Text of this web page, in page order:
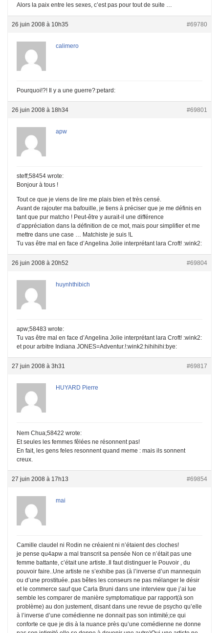
Alors la paix entre les sexes, c’est pas pour tout de suite …
26 juin 2008 à 10h35 #69780
calimero
Pourquoi!?! Il y a une guerre?:petard:
26 juin 2008 à 18h34 #69801
apw
steff;58454 wrote:
Bonjour à tous !
Tout ce que je viens de lire me plais bien et très censé.
Avant de rajouter ma bafouille, je tiens à préciser que je me définis en
tant que pur matcho ! Peut-être y aurait-il une différence
d’appréciation dans la définition de ce mot, mais pour simplifier et me
mettre dans une case … Matchiste je suis !L
Tu vas être mal en face d’Angelina Jolie interprétant lara Croft! :wink2:
26 juin 2008 à 20h52 #69804
huynhthibich
apw;58483 wrote:
Tu vas être mal en face d’Angelina Jolie interprétant lara Croft! :wink2:
et pour arbitre Indiana JONES=Adventur.!:wink2:hihihihi:bye:
27 juin 2008 à 3h31 #69817
HUYARD Pierre
Nem Chua;58422 wrote:
Et seules les femmes fêlées ne résonnent pas!
En fait, les gens feles resonnent quand meme : mais ils sonnent
creux.
27 juin 2008 à 17h13 #69854
mai
Camille claudel ni Rodin ne créaient ni n’étaient des cloches!
je pense qu4apw a mal transcrit sa pensée Non ce n’était pas une
femme battante, c’était une artiste..Il faut distinguer le Pouvoir , du
pouvoir faire..Une artiste ne s’exhibe pas (à l’inverse d’un mannequin
ou d’une prostituée..pas bêtes les conseurs ne pas mélanger le désir
et le commerce sauf que Carla Bruni dans une interview que j’ai lue
semble les comparer de manière symptomatique par rapport(à son
problème) au don justement, disant dans une revue de psycho qu’elle
à l’inverse d’une comédienne ne donnait pas son intimité;ce qui
conforte ce que je dis à la nuance près qu’une comédienne ne donne